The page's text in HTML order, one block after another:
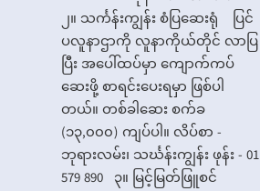
၂။ သင်္ကန်းကျွန်း စံပြဆေးရုံ ပြင်
ပလူနာဌာကို လူနာကိုယ်တိုင် လာပြ
ပြီး အပေါ်ထပ်မှာ ကျောက်ကပ်
ဆေးဖို့ စာရင်းပေးရမှာ ဖြစ်ပါ
တယ်။ တစ်ခါဆေး စက်ခ
(၁၃,၀၀၀) ကျပ်ပါ။ လိပ်စာ -
ဘုရားလမ်း၊ သင်္ဃန်းကျွန်း ဖုန်း - 01
579 890 ၃။ မြင့်မြတ်ဖြူစင်